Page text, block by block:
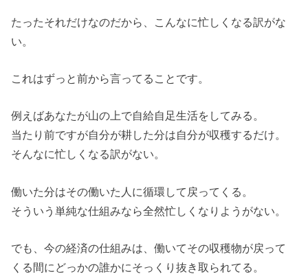
たったそれだけなのだから、こんなに忙しくなる訳がな
い。
これはずっと前から言ってることです。
例えばあなたが山の上で自給自足生活をしてみる。
当たり前ですが自分が耕した分は自分が収穫するだけ。
そんなに忙しくなる訳がない。
働いた分はその働いた人に循環して戻ってくる。
そういう単純な仕組みなら全然忙しくなりようがない。
でも、今の経済の仕組みは、働いてその収穫物が戻って
くる間にどっかの誰かにそっくり抜き取られてる。